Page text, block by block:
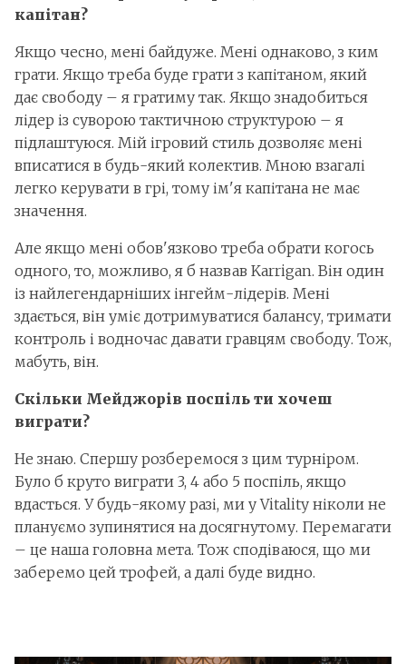
капітан?
Якщо чесно, мені байдуже. Мені однаково, з ким
грати. Якщо треба буде грати з капітаном, який
дає свободу – я гратиму так. Якщо знадобиться
лідер із суворою тактичною структурою – я
підлаштуюся. Мій ігровий стиль дозволяє мені
вписатися в будь-який колектив. Мною взагалі
легко керувати в грі, тому ім'я капітана не має
значення.
Але якщо мені обов'язково треба обрати когось
одного, то, можливо, я б назвав Karrigan. Він один
із найлегендарніших інгейм-лідерів. Мені
здається, він уміє дотримуватися балансу, тримати
контроль і водночас давати гравцям свободу. Тож,
мабуть, він.
Скільки Мейджорів поспіль ти хочеш
виграти?
Не знаю. Спершу розберемося з цим турніром.
Було б круто виграти 3, 4 або 5 поспіль, якщо
вдасться. У будь-якому разі, ми у Vitality ніколи не
плануємо зупинятися на досягнутому. Перемагати
– це наша головна мета. Тож сподіваюся, що ми
заберемо цей трофей, а далі буде видно.